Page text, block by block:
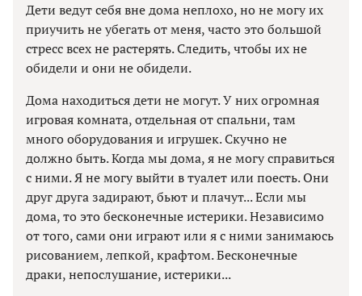
Дети ведут себя вне дома неплохо, но не могу их
приучить не убегать от меня, часто это большой
стресс всех не растерять. Следить, чтобы их не
обидели и они не обидели.
Дома находиться дети не могут. У них огромная
игровая комната, отдельная от спальни, там
много оборудования и игрушек. Скучно не
должно быть. Когда мы дома, я не могу справиться
с ними. Я не могу выйти в туалет или поесть. Они
друг друга задирают, бьют и плачут... Если мы
дома, то это бесконечные истерики. Независимо
от того, сами они играют или я с ними занимаюсь
рисованием, лепкой, крафтом. Бесконечные
драки, непослушание, истерики...